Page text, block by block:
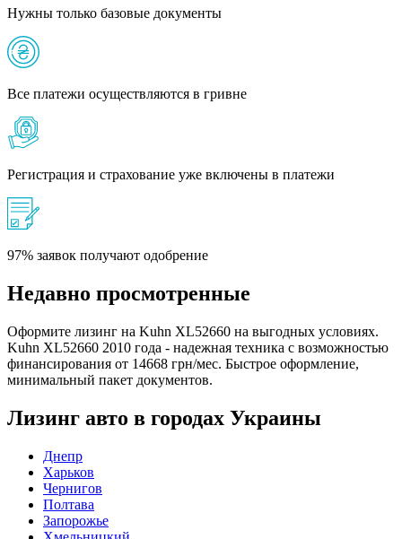
Нужны только базовые документы
Все платежи осуществляются в гривне
Регистрация и страхование уже включены в платежи
97% заявок получают одобрение
Недавно просмотренные
Оформите лизинг на Kuhn XL52660 на выгодных условиях.
Kuhn XL52660 2010 года - надежная техника с возможностью
финансирования от 14668 грн/мес. Быстрое оформление,
минимальный пакет документов.
Лизинг авто в городах Украины
Днепр
Харьков
Чернигов
Полтава
Запорожье